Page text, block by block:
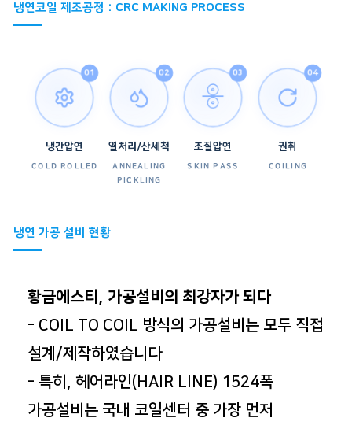
냉연코일 제조공정 : CRC MAKING PROCESS
01
냉간압연
COLD ROLLED
02
열처리/산세척
ANNEALING
PICKLING
03
조질압연
SKIN PASS
04
권취
COILING
냉연 가공 설비 현황
황금에스티, 가공설비의 최강자가 되다
- COIL TO COIL 방식의 가공설비는 모두 직접
설계/제작하였습니다
- 특히, 헤어라인(HAIR LINE) 1524폭
가공설비는 국내 코일센터 중 가장 먼저